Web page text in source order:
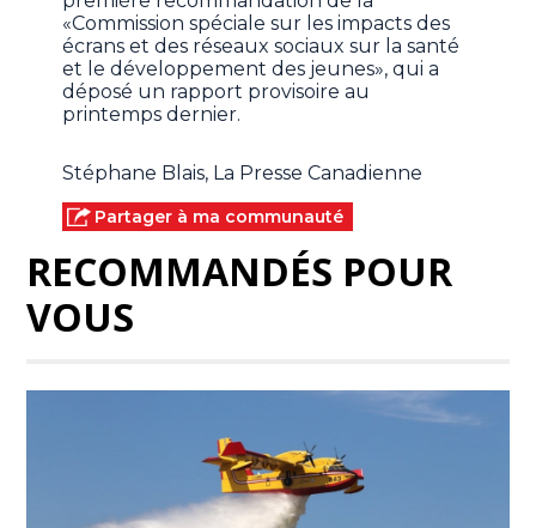
«Commission spéciale sur les impacts des
écrans et des réseaux sociaux sur la santé
et le développement des jeunes», qui a
déposé un rapport provisoire au
printemps dernier.
Stéphane Blais, La Presse Canadienne
Partager à ma communauté
RECOMMANDÉS POUR
VOUS